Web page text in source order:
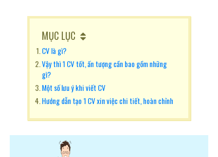
MỤC LỤC
CV là gì?
Vậy thì 1 CV tốt, ấn tượng cần bao gồm những
gì?
Một số lưu ý khi viết CV
Hướng dẫn tạo 1 CV xin việc chi tiết, hoàn chỉnh